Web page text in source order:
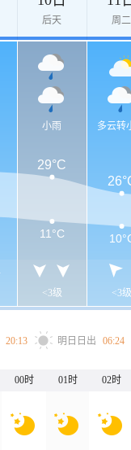
后天 周二
小雨
<3级
多云转
<3级
29°C
11°C
20:13 明日日出 06:24
00时 01时 02时